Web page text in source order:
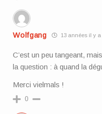
Wolfgang 13 années il y a
C’est un peu tangeant,
la question : à quand la
Merci vielmals !
0